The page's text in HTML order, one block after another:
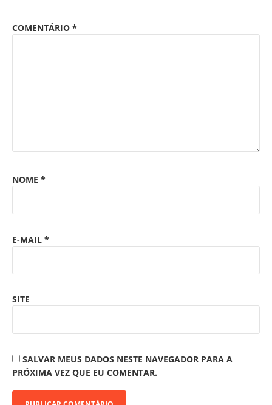
COMENTÁRIO *
NOME *
E-MAIL *
SITE
SALVAR MEUS DADOS NESTE NAVEGADOR PARA A
PRÓXIMA VEZ QUE EU COMENTAR.